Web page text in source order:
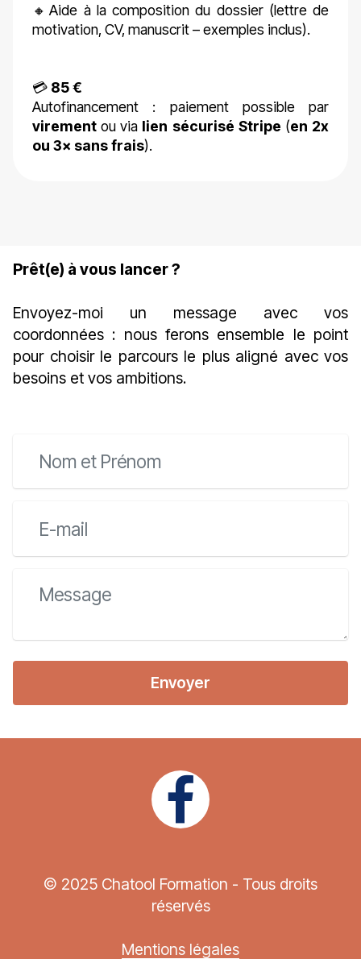
🔸Aide à la composition du dossier (lettre de
motivation, CV, manuscrit – exemples inclus).
💳 85 €
Autofinancement : paiement possible par
virement ou via lien sécurisé Stripe (en 2x
ou 3× sans frais).
Prêt(e) à vous lancer ?
Envoyez-moi un message avec vos
coordonnées : nous ferons ensemble le point
pour choisir le parcours le plus aligné avec vos
besoins et vos ambitions.
Envoyer
© 2025 Chatool Formation - Tous droits
réservés
Mentions légales